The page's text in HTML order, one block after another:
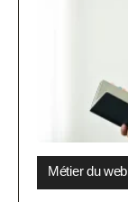
Métier du web